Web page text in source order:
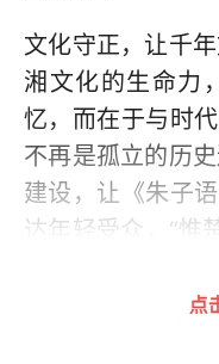
文化守正，让千
湘文化的生命力
忆，而在于与时
不再是孤立的历
建设，让《朱子
达年轻受众，“惟
与古代先贤完成
遗项目打破 “小点